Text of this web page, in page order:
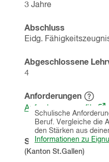
3 Jahre
Abschluss
Eidg.
Abgeschlossene
4
Anforderungen
Schulische
Beruf. Vergleiche die
den Stärken aus
Informationen zu
Anforderungsprofile
in
Schnupperlehren
(Kanton St.Gallen)